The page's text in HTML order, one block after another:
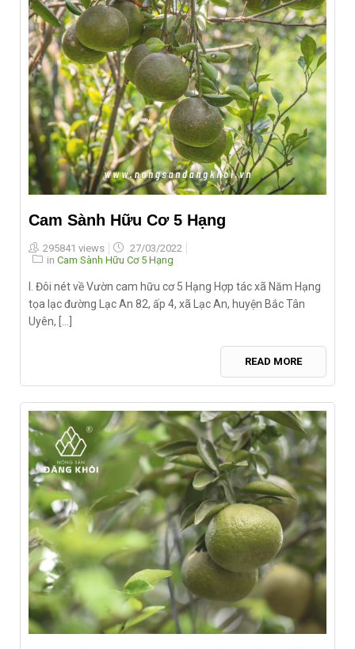
Cam Sành Hữu Cơ 5 Hạng
295841 views
Posted
on
27/03/2022
in Cam Sành Hữu Cơ 5 Hạng
I. Đôi nét về Vườn cam hữu cơ 5 Hạng Hợp tác xã Năm Hạng
tọa lạc đường Lạc An 82, ấp 4, xã Lạc An, huyện Bắc Tân
Uyên, [...]
READ MORE